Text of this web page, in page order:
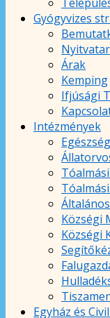
Gyógyvizes
Árak
Kemping
Ifjúsági
Intézmények
Községi
Községi
Egyház és